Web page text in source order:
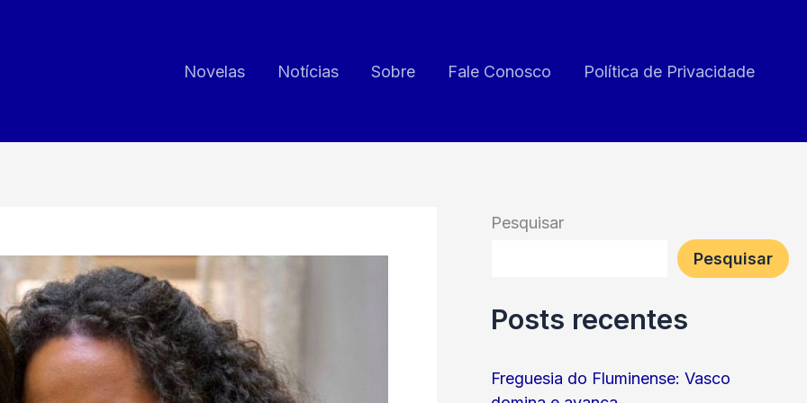
Novelas Notícias Sobre Fale Conosco Política de Privacidade
Pesquisar
Pesquisar
Posts recentes
Freguesia do Fluminense: Vasco